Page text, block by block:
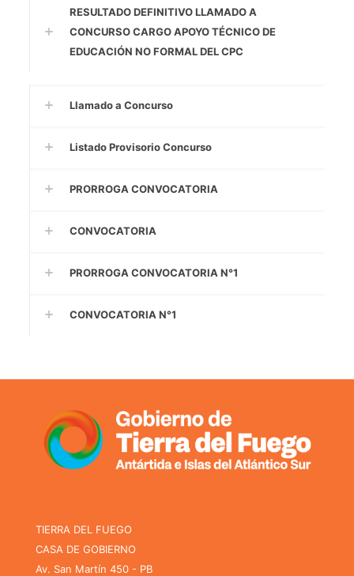
RESULTADO DEFINITIVO LLAMADO A
CONCURSO CARGO APOYO TÉCNICO DE
EDUCACIÓN NO FORMAL DEL CPC
Llamado a Concurso
Listado Provisorio Concurso
PRORROGA CONVOCATORIA
CONVOCATORIA
PRORROGA CONVOCATORIA N°1
CONVOCATORIA N°1
TIERRA DEL FUEGO
CASA DE GOBIERNO
Av. San Martín 450 - PB